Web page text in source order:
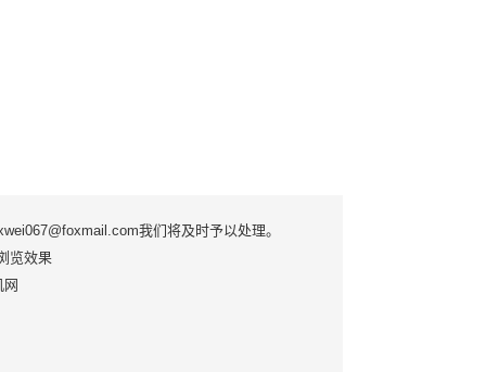
我们将及时予以处理。
览效果